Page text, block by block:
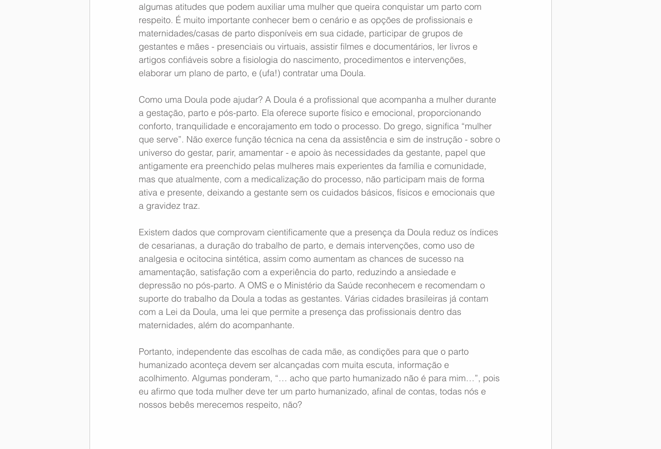
algumas atitudes que podem auxiliar uma mulher que queira conquistar um parto com
respeito. É muito importante conhecer bem o cenário e as opções de profissionais e
maternidades/casas de parto disponíveis em sua cidade, participar de grupos de
gestantes e mães - presenciais ou virtuais, assistir filmes e documentários, ler livros e
artigos confiáveis sobre a fisiologia do nascimento, procedimentos e intervenções,
elaborar um plano de parto, e (ufa!) contratar uma Doula.
Como uma Doula pode ajudar? A Doula é a profissional que acompanha a mulher durante
a gestação, parto e pós-parto. Ela oferece suporte físico e emocional, proporcionando
conforto, tranquilidade e encorajamento em todo o processo. Do grego, significa “mulher
que serve”. Não exerce função técnica na cena da assistência e sim de instrução - sobre o
universo do gestar, parir, amamentar - e apoio às necessidades da gestante, papel que
antigamente era preenchido pelas mulheres mais experientes da família e comunidade,
mas que atualmente, com a medicalização do processo, não participam mais de forma
ativa e presente, deixando a gestante sem os cuidados básicos, físicos e emocionais que
a gravidez traz.
Existem dados que comprovam cientificamente que a presença da Doula reduz os índices
de cesarianas, a duração do trabalho de parto, e demais intervenções, como uso de
analgesia e ocitocina sintética, assim como aumentam as chances de sucesso na
amamentação, satisfação com a experiência do parto, reduzindo a ansiedade e
depressão no pós-parto. A OMS e o Ministério da Saúde reconhecem e recomendam o
suporte do trabalho da Doula a todas as gestantes. Várias cidades brasileiras já contam
com a Lei da Doula, uma lei que permite a presença das profissionais dentro das
maternidades, além do acompanhante.
Portanto, independente das escolhas de cada mãe, as condições para que o parto
humanizado aconteça devem ser alcançadas com muita escuta, informação e
acolhimento. Algumas ponderam, “… acho que parto humanizado não é para mim…”, pois
eu afirmo que toda mulher deve ter um parto humanizado, afinal de contas, todas nós e
nossos bebês merecemos respeito, não?